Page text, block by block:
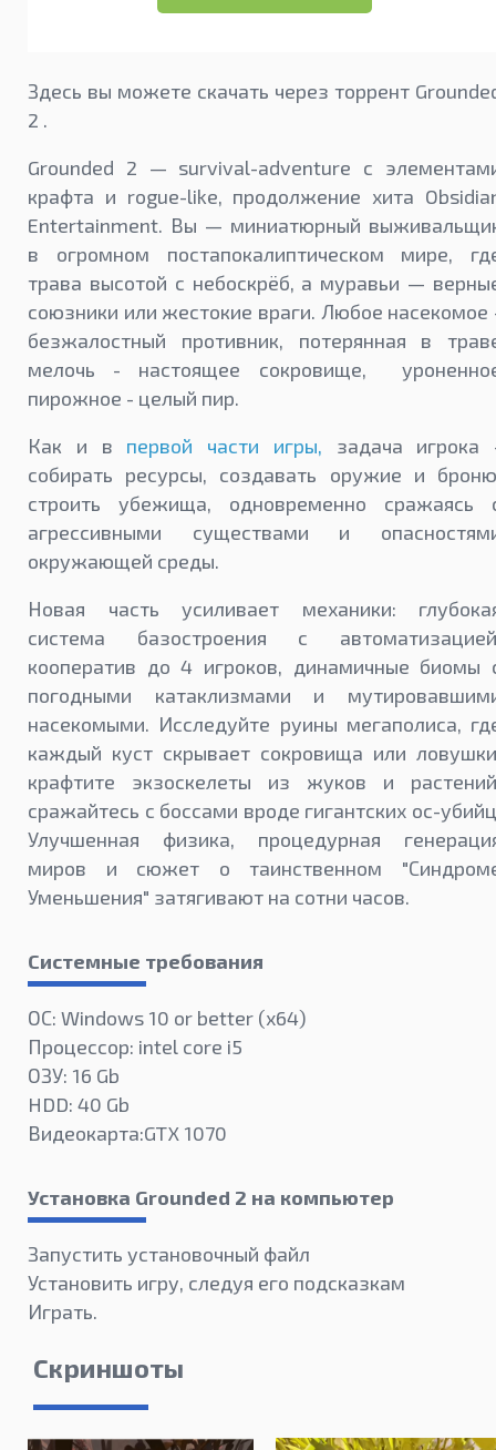
Здесь вы можете скачать через торрент
2 .
Grounded 2 — survival-adventure с
крафта и rogue-like, продолжение хита
Entertainment. Вы — миниатюрный
в огромном постапокалиптическом мире,
трава высотой с небоскрёб, а муравьи —
союзники или жестокие враги. Любое насекомое
безжалостный противник, потерянная в
мелочь - настоящее сокровище,
пирожное - целый пир.
Как и в первой части игры, задача игрока
собирать ресурсы, создавать оружие и
строить убежища, одновременно сражаясь
агрессивными существами и
окружающей среды.
Новая часть усиливает механики:
система базостроения с
кооператив до 4 игроков, динамичные биомы
погодными катаклизмами и
насекомыми. Исследуйте руины мегаполиса,
каждый куст скрывает сокровища или
крафтите экзоскелеты из жуков и
сражайтесь с боссами вроде гигантских ос-
Улучшенная физика, процедурная
миров и сюжет о таинственном
Уменьшения" затягивают на сотни часов.
Системные требования
ОС: Windows 10 or better (х64)
Процессор: intel core i5
ОЗУ: 16 Gb
HDD: 40 Gb
Видеокарта:GTX 1070
Установка Grounded 2 на компьютер
Запустить установочный файл
Установить игру, следуя его подсказкам
Играть.
Скриншоты